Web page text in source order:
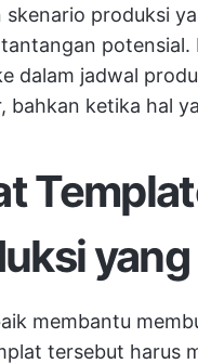
produksi
potensial.
dalam jadwal
bahkan ketika hal
yang
membantu
tersebut harus